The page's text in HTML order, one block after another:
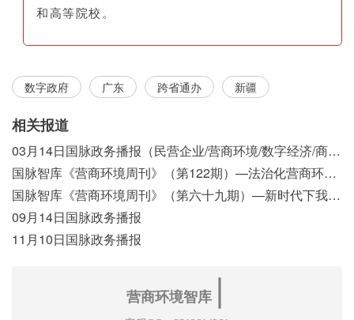
和高等院校。
数字政府 广东 跨省通办 新疆
相关报道
03月14日国脉政务播报（民营企业/营商环境/数字经济/商事制度改革）
国脉智库《营商环境周刊》（第122期）—法治化营商环境视域下我国行政执法公示制度浅析
国脉智库《营商环境周刊》（第六十九期）—新时代下我国营商环境标准体系构建初探
09月14日国脉政务播报
11月10日国脉政务播报
营商环境智库